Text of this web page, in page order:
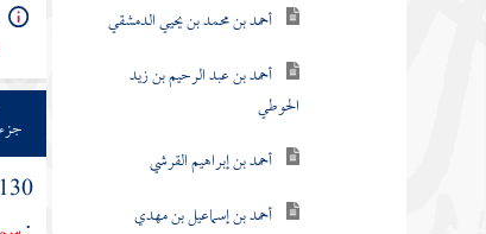
أحمد بن محمد بن يحيي الدمشقي
أحمد بن عبد الرحيم بن زيد
الحوطي
أحمد بن إبراهيم القرشي
أحمد بن إسماعيل بن مهدي
جزء
2130